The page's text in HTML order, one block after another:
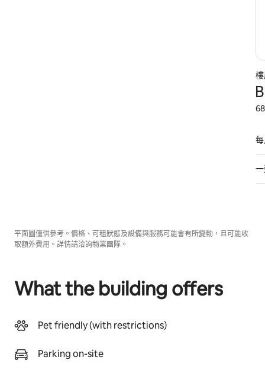
平面圖僅供參考。價格、可租狀態及設備與服務可能會有所變動，且可能收
取額外費用。詳情請洽詢物業團隊。
What the building offers
Pet friendly (with restrictions)
Parking on-site